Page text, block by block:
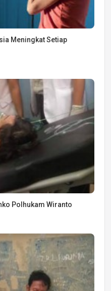
Meningkat Setiap
Polhukam Wiranto